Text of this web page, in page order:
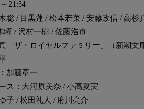
21:54
聡 / 目黒蓮 / 松本若菜 / 安藤政信 / 高杉
瞳 / 沢村一樹 / 佐藤浩市
「ザ・ロイヤルファミリー」（新潮文
加藤章一
ス：大河原美奈 / 小髙夏実
子 / 松田礼人 / 府川亮介